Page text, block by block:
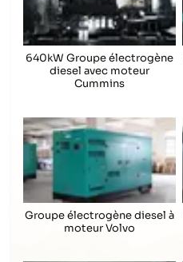
640kW Groupe électrogène
diesel avec moteur
Cummins
Groupe électrogène diesel à
moteur Volvo